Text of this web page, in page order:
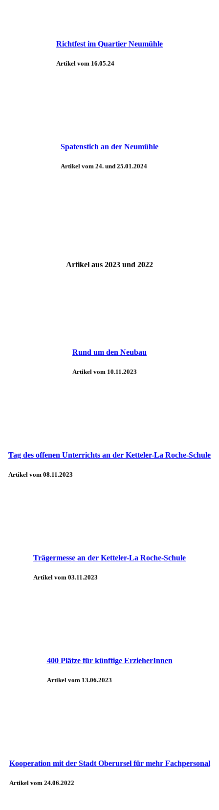
Richtfest im Quartier Neumühle
Artikel vom 16.05.24
Spatenstich an der Neumühle
Artikel vom 24. und 25.01.2024
Artikel aus 2023 und 2022
Rund um den Neubau
Artikel vom 10.11.2023
Tag des offenen Unterrichts an der Ketteler-La Roche-Schule
Artikel vom 08.11.2023
Trägermesse an der Ketteler-La Roche-Schule
Artikel vom 03.11.2023
400 Plätze für künftige ErzieherInnen
Artikel vom 13.06.2023
Kooperation mit der Stadt Oberursel für mehr Fachpersonal
Artikel vom 24.06.2022